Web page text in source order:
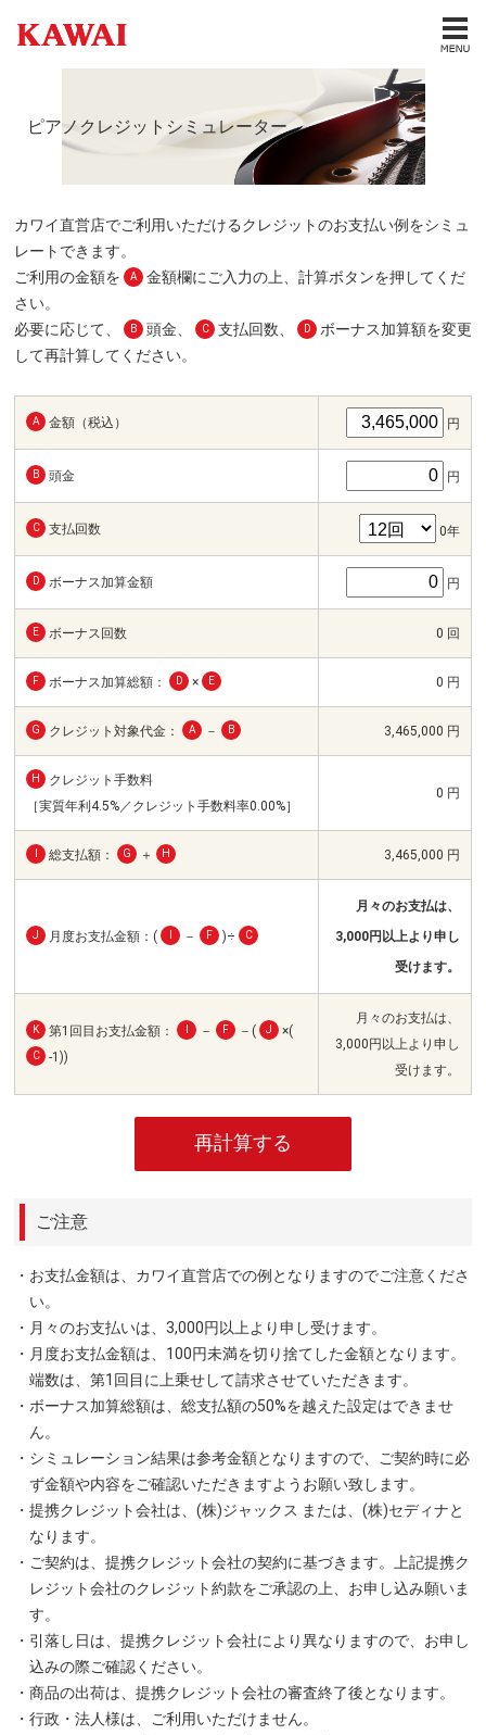
ピアノクレジットシミュレーター
カワイ直営店でご利用いただけるクレジットのお支払い例をシミュ
レートできます。
ご利用の金額を
A
金額欄にご入力の上、計算ボタンを押してくだ
さい。
必要に応じて、
B 頭金、 C 支払回数、 D
ボーナス加算額を変更
して再計算してください。
A 金額（税込） 円
B 頭金 円
C 支払回数 0年
D ボーナス加算金額 円
E ボーナス回数 0 回
F ボーナス加算総額： D × E 0 円
G クレジット対象代金： A － B 3,465,000 円
H
クレジット手数料
［実質年利4.5%／クレジット手数料率0.00%］
0 円
総支払額： G ＋ H 3,465,000 円
J 月度お支払金額：( － F )÷ C
月々のお支払は、
3,000円以上より申し
受けます。
K 第1回目お支払金額： － F －( J ×(
C -1))
月々のお支払は、
3,000円以上より申し
受けます。
再計算する
ご注意
・お支払金額は、カワイ直営店での例となりますのでご注意くださ
い。
・月々のお支払いは、3,000円以上より申し受けます。
・月度お支払金額は、100円未満を切り捨てした金額となります。
端数は、第1回目に上乗せして請求させていただきます。
・ボーナス加算総額は、総支払額の50%を越えた設定はできませ
ん。
・シミュレーション結果は参考金額となりますので、ご契約時に必
ず金額や内容をご確認いただきますようお願い致します。
・提携クレジット会社は、(株)ジャックス または、(株)セディナと
なります。
・ご契約は、提携クレジット会社の契約に基づきます。上記提携ク
レジット会社のクレジット約款をご承認の上、お申し込み願いま
す。
・引落し日は、提携クレジット会社により異なりますので、お申し
込みの際ご確認ください。
・商品の出荷は、提携クレジット会社の審査終了後となります。
・行政・法人様は、ご利用いただけません。